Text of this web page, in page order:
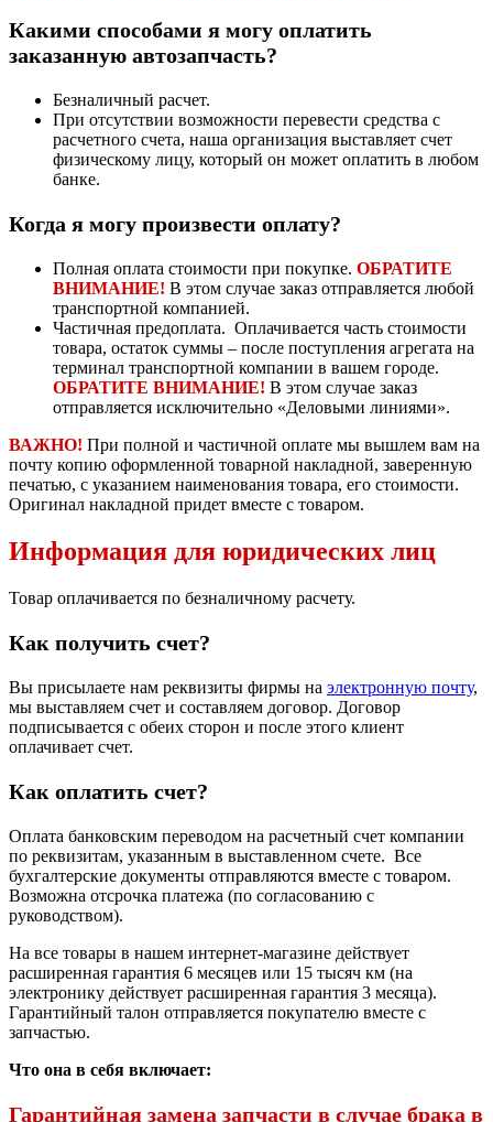
Какими способами я могу оплатить
заказанную автозапчасть?
Безналичный расчет.
При отсутствии возможности перевести средства с
расчетного счета, наша организация выставляет счет
физическому лицу, который он может оплатить в любом
банке.
Когда я могу произвести оплату?
Полная оплата стоимости при покупке. ОБРАТИТЕ
ВНИМАНИЕ! В этом случае заказ отправляется любой
транспортной компанией.
Частичная предоплата. Оплачивается часть стоимости
товара, остаток суммы – после поступления агрегата на
терминал транспортной компании в вашем городе.
ОБРАТИТЕ ВНИМАНИЕ! В этом случае заказ
отправляется исключительно «Деловыми линиями».
ВАЖНО! При полной и частичной оплате мы вышлем вам на
почту копию оформленной товарной накладной, заверенную
печатью, с указанием наименования товара, его стоимости.
Оригинал накладной придет вместе с товаром.
Информация для юридических лиц
Товар оплачивается по безналичному расчету.
Как получить счет?
Вы присылаете нам реквизиты фирмы на электронную почту,
мы выставляем счет и составляем договор. Договор
подписывается с обеих сторон и после этого клиент
оплачивает счет.
Как оплатить счет?
Оплата банковским переводом на расчетный счет компании
по реквизитам, указанным в выставленном счете. Все
бухгалтерские документы отправляются вместе с товаром.
Возможна отсрочка платежа (по согласованию с
руководством).
На все товары в нашем интернет-магазине действует
расширенная гарантия 6 месяцев или 15 тысяч км (на
электронику действует расширенная гарантия 3 месяца).
Гарантийный талон отправляется покупателю вместе с
запчастью.
Что она в себя включает:
Гарантийная замена запчасти в случае брака в